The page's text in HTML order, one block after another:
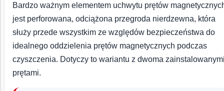
Bardzo ważnym elementem uchwytu prętów
jest perforowana, odciążona przegroda nierdzewna, która
służy przede wszystkim ze względów bezpieczeństwa do
idealnego oddzielenia prętów magnetycznych podczas
czyszczenia. Dotyczy to wariantu z dwoma
prętami.